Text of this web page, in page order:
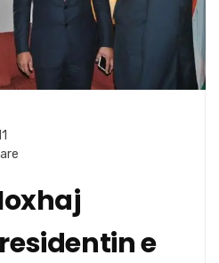
e